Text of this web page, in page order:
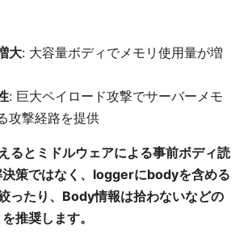
大: 大容量ボディでメモリ使用量が増
: 巨大ペイロード攻撃でサーバーメモ
攻撃経路を提供
るとミドルウェアによる事前ボディ読
策ではなく、loggerにbodyを含める
ったり、Body情報は拾わないなどの
推奨します。